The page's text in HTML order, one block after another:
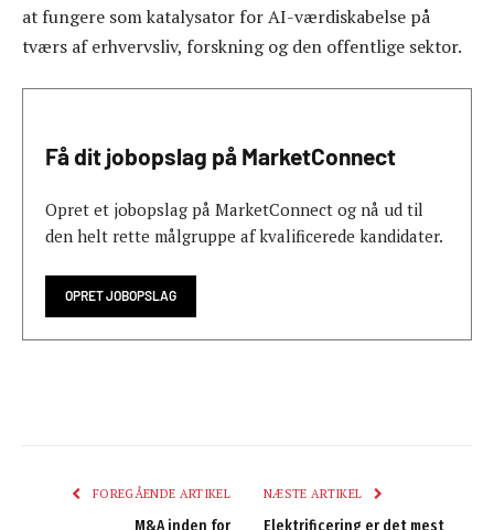
at fungere som katalysator for AI-værdiskabelse på
tværs af erhvervsliv, forskning og den offentlige sektor.
Få dit jobopslag på MarketConnect
Opret et jobopslag på MarketConnect og nå ud til
den helt rette målgruppe af kvalificerede kandidater.
OPRET JOBOPSLAG
FOREGÅENDE ARTIKEL
M&A inden for
NÆSTE ARTIKEL
Elektrificering er det mest